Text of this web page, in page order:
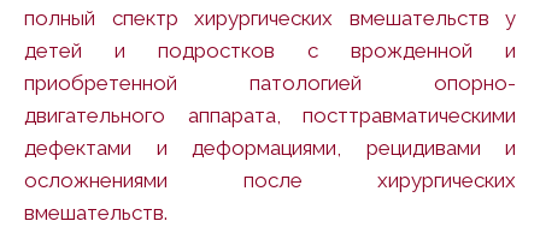
полный спектр хирургических вмешательств у
детей и подростков с врожденной и
приобретенной патологией опорно-
двигательного аппарата, посттравматическими
дефектами и деформациями, рецидивами и
осложнениями после хирургических
вмешательств.